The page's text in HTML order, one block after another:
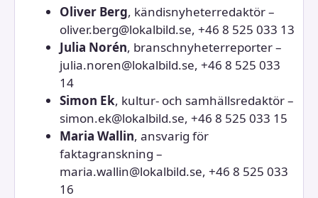
Oliver Berg, kändisnyheterredaktör –
oliver.berg@lokalbild.se, +46 8 525 033 13
Julia Norén, branschnyheterreporter –
julia.noren@lokalbild.se, +46 8 525 033
14
Simon Ek, kultur- och samhällsredaktör –
simon.ek@lokalbild.se, +46 8 525 033 15
Maria Wallin, ansvarig för
faktagranskning –
maria.wallin@lokalbild.se, +46 8 525 033
16